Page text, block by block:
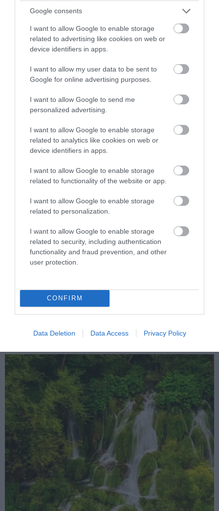
Google consents
I want to allow Google to enable storage
related to advertising like cookies on web or
device identifiers in apps.
I want to allow my user data to be sent to
Google for online advertising purposes.
I want to allow Google to send me
personalized advertising.
I want to allow Google to enable storage
related to analytics like cookies on web or
device identifiers in apps.
I want to allow Google to enable storage
related to functionality of the website or app.
I want to allow Google to enable storage
related to personalization.
I want to allow Google to enable storage
related to security, including authentication
functionality and fraud prevention, and other
user protection.
CONFIRM
Data Deletion Data Access Privacy Policy
9. Plitvicei-tavak
A magyar turistáknak nem ismeretlen a Plitvicei-tórendszer: a
tavat összesen 92 vízesés köti össze.